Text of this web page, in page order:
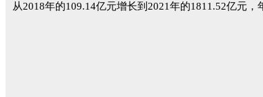
从2018年的109.14亿元增长到2021年的1811.52亿元